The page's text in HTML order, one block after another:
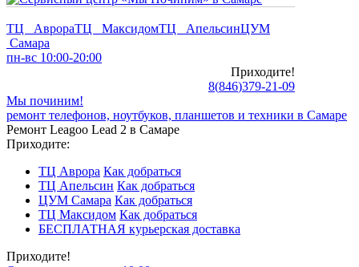
ТЦ АврораТЦ МаксидомТЦ АпельсинЦУМ
Самара
пн-вс 10:00-20:00
Приходите!
8(846)379-21-09
Мы починим!
ремонт телефонов, ноутбуков, планшетов и техники в Самаре
Ремонт Leagoo Lead 2 в Самаре
Приходите:
ТЦ Аврора Как добраться
ТЦ Апельсин Как добраться
ЦУМ Самара Как добраться
ТЦ Максидом Как добраться
БЕСПЛАТНАЯ курьерская доставка
Приходите!